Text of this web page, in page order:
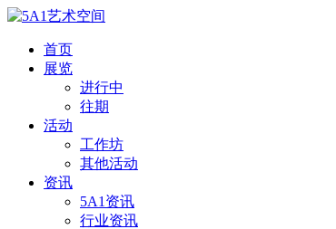
首页
展览
进行中
往期
活动
工作坊
其他活动
资讯
5A1资讯
行业资讯